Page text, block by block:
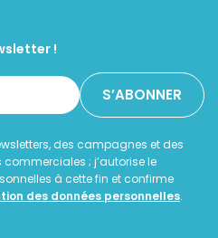
!
des campagnes et des
; j’autorise le
à cette fin et confirme
des données personnelles.